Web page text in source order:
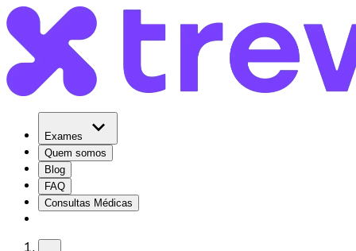
Exames
Quem somos
Blog
FAQ
Consultas Médicas